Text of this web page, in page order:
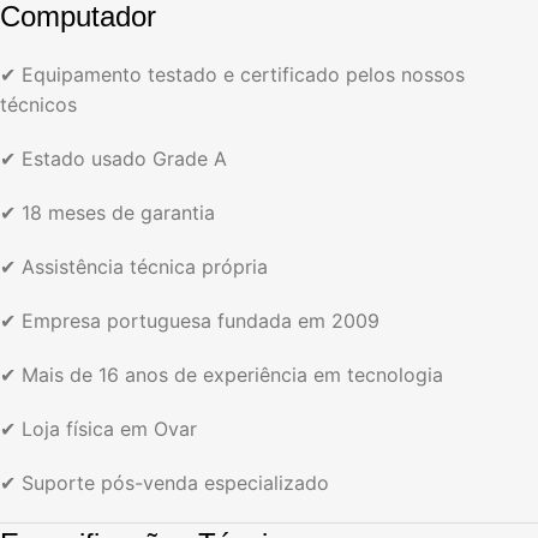
Computador
✔ Equipamento testado e certificado pelos nossos
técnicos
✔ Estado usado Grade A
✔ 18 meses de garantia
✔ Assistência técnica própria
✔ Empresa portuguesa fundada em 2009
✔ Mais de 16 anos de experiência em tecnologia
✔ Loja física em Ovar
✔ Suporte pós-venda especializado